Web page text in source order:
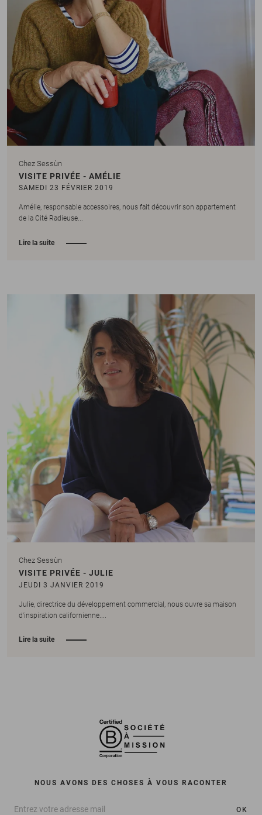
Chez Sessùn
VISITE PRIVÉE - AMÉLIE
SAMEDI 23 FÉVRIER 2019
Amélie, responsable accessoires, nous fait découvrir son appartement
de la Cité Radieuse...
Lire la suite
Chez Sessùn
VISITE PRIVÉE - JULIE
JEUDI 3 JANVIER 2019
Julie, directrice du développement commercial, nous ouvre sa maison
d'inspiration californienne....
Lire la suite
NOUS AVONS DES CHOSES À VOUS RACONTER
OK